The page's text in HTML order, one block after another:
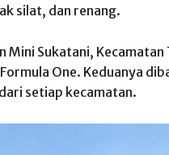
silat, dan renang.
Sukatani, Kecamatan
One. Keduanya
setiap kecamatan.